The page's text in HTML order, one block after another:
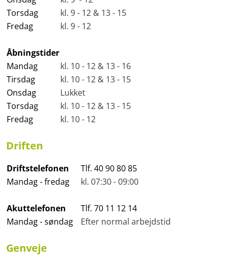
Torsdag
kl. 9 - 12 & 13 - 15
Fredag
kl. 9 - 12
Åbningstider
Mandag
kl. 10 - 12 & 13 - 16
Tirsdag
kl. 10 - 12 & 13 - 15
Onsdag
Lukket
Torsdag
kl. 10 - 12 & 13 - 15
Fredag
kl. 10 - 12
Driften
Driftstelefonen
Tlf. 40 90 80 85
Mandag - fredag
kl. 07:30 - 09:00
Akuttelefonen
Tlf. 70 11 12 14
Mandag - søndag
Efter normal arbejdstid
Genveje